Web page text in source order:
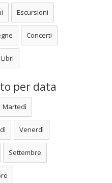
Escursioni
Concerti
Libri
per data
Martedì
Venerdì
Settembre